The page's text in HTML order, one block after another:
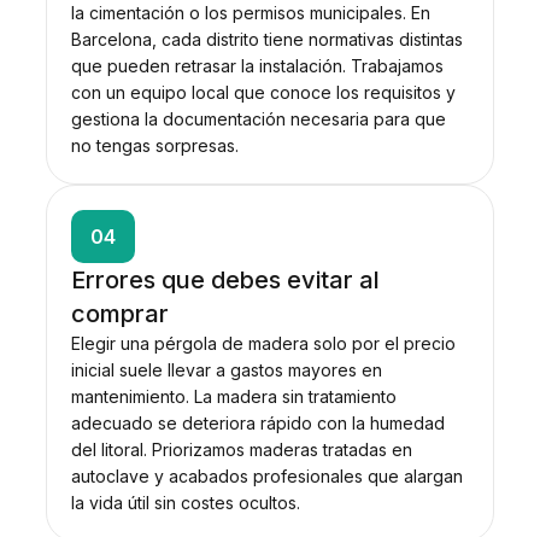
la cimentación o los permisos municipales. En
Barcelona, cada distrito tiene normativas distintas
que pueden retrasar la instalación. Trabajamos
con un equipo local que conoce los requisitos y
gestiona la documentación necesaria para que
no tengas sorpresas.
04
Errores que debes evitar al
comprar
Elegir una pérgola de madera solo por el precio
inicial suele llevar a gastos mayores en
mantenimiento. La madera sin tratamiento
adecuado se deteriora rápido con la humedad
del litoral. Priorizamos maderas tratadas en
autoclave y acabados profesionales que alargan
la vida útil sin costes ocultos.